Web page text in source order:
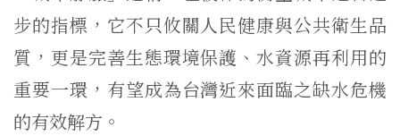
步的指標，它不只攸關人民健康與公共衛生品
質，更是完善生態環境保護、水資源再利用的
重要一環，有望成為台灣近來面臨之缺水危機
的有效解方。